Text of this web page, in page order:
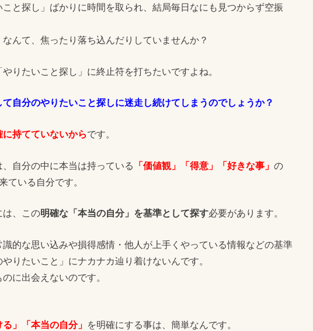
と探し」ばかりに時間を取られ、結局毎日なにも見つからず空振
なんて、焦ったり落ち込んだりしていませんか？
りたいこと探し」に終止符を打ちたいですよね。
て自分のやりたいこと探しに迷走し続けてしまうのでしょうか？
に持てていないからです。
自分の中に本当は持っている 「価値観」「得意」「好きな事」 の
ている自分です。
は、この明確な「本当の自分」を基準として探す必要があります。
識的な思い込みや損得感情・他人が上手くやっている情報などの基準
りたいこと」にナカナカ辿り着けないんです。
に出会えないのです。
」「本当の自分」 を明確にする事は、簡単なんです。